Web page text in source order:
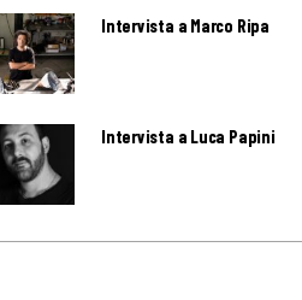
Intervista a Marco Ripa
Intervista a Luca Papini